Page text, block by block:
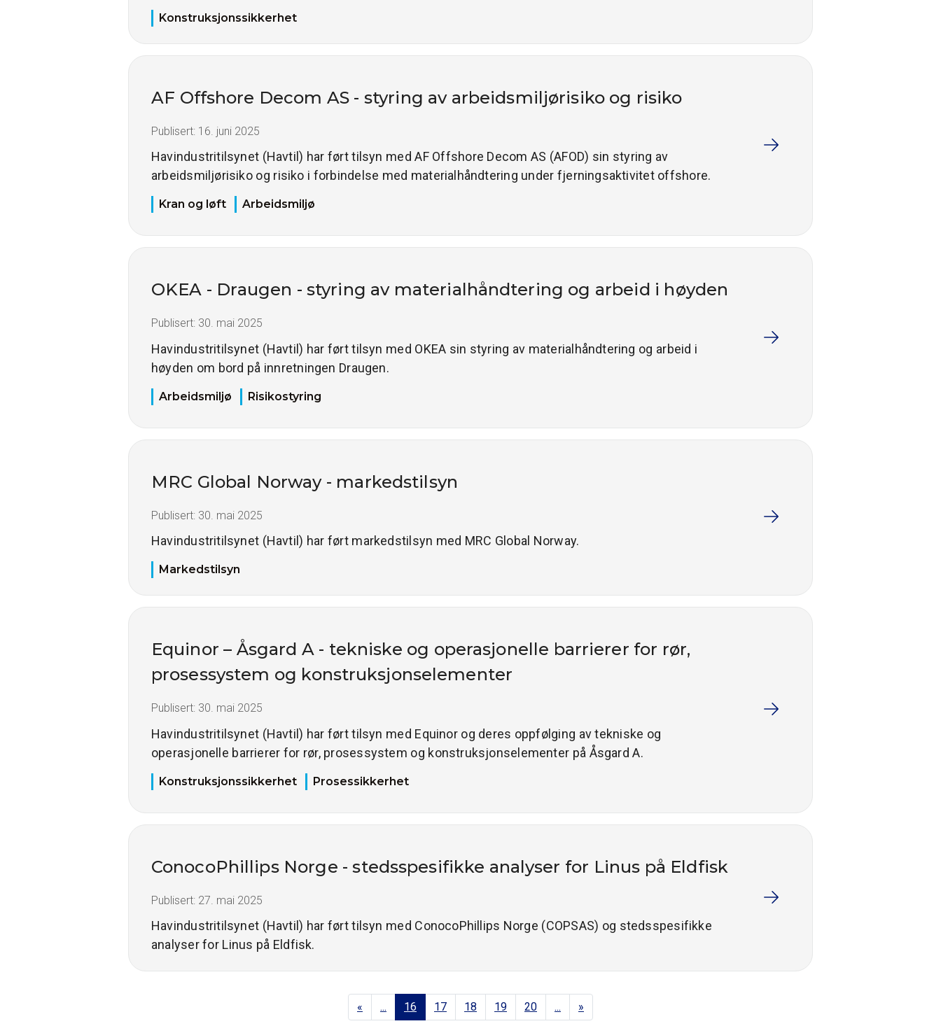
Konstruksjonssikkerhet
AF Offshore Decom AS - styring av arbeidsmiljørisiko og risiko
Publisert: 16. juni 2025
Havindustritilsynet (Havtil) har ført tilsyn med AF Offshore Decom AS (AFOD) sin styring av
arbeidsmiljørisiko og risiko i forbindelse med materialhåndtering under fjerningsaktivitet offshore.
Kran og løft Arbeidsmiljø
OKEA - Draugen - styring av materialhåndtering og arbeid i høyden
Publisert: 30. mai 2025
Havindustritilsynet (Havtil) har ført tilsyn med OKEA sin styring av materialhåndtering og arbeid i
høyden om bord på innretningen Draugen.
Arbeidsmiljø Risikostyring
MRC Global Norway - markedstilsyn
Publisert: 30. mai 2025
Havindustritilsynet (Havtil) har ført markedstilsyn med MRC Global Norway.
Markedstilsyn
Equinor – Åsgard A - tekniske og operasjonelle barrierer for rør,
prosessystem og konstruksjonselementer
Publisert: 30. mai 2025
Havindustritilsynet (Havtil) har ført tilsyn med Equinor og deres oppfølging av tekniske og
operasjonelle barrierer for rør, prosessystem og konstruksjonselementer på Åsgard A.
Konstruksjonssikkerhet Prosessikkerhet
ConocoPhillips Norge - stedsspesifikke analyser for Linus på Eldfisk
Publisert: 27. mai 2025
Havindustritilsynet (Havtil) har ført tilsyn med ConocoPhillips Norge (COPSAS) og stedsspesifikke
analyser for Linus på Eldfisk.
« ... 16 17 18 19 20 ... »